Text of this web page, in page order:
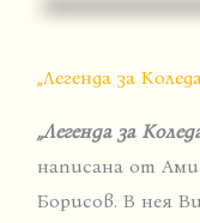
„Легенда за
„Легенда за
написана от
Борисов. В нея